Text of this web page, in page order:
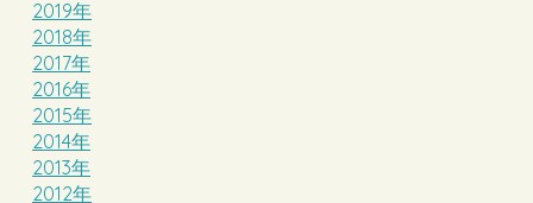
2019年
2018年
2017年
2016年
2015年
2014年
2013年
2012年